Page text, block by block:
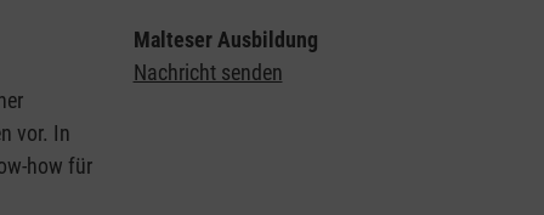
vor. In
how für
Malteser Ausbildung
Nachricht senden